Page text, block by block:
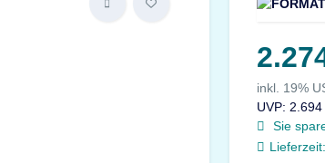
inkl. 19%
UVP: 2.694
Sie
Lieferzeit: